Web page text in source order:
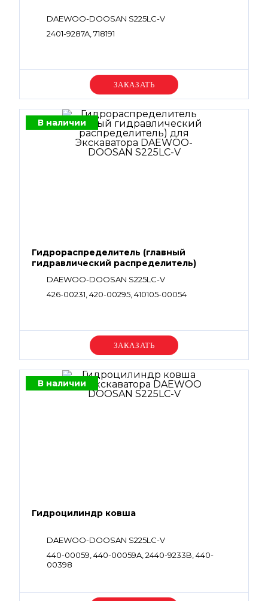
DAEWOO-DOOSAN S225LC-V
2401-9287A, 718191
Уточняйте цену
В наличии
Гидрораспределитель (главный
гидравлический распределитель)
DAEWOO-DOOSAN S225LC-V
426-00231, 420-00295, 410105-00054
Уточняйте цену
В наличии
Гидроцилиндр ковша
DAEWOO-DOOSAN S225LC-V
440-00059, 440-00059A, 2440-9233B, 440-
00398